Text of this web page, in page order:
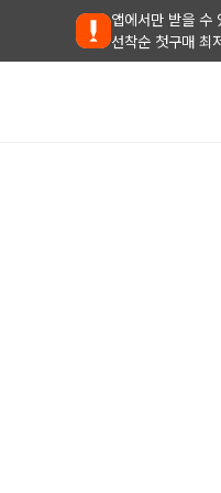
앱에서만 받을 수
선착순 첫구매 최